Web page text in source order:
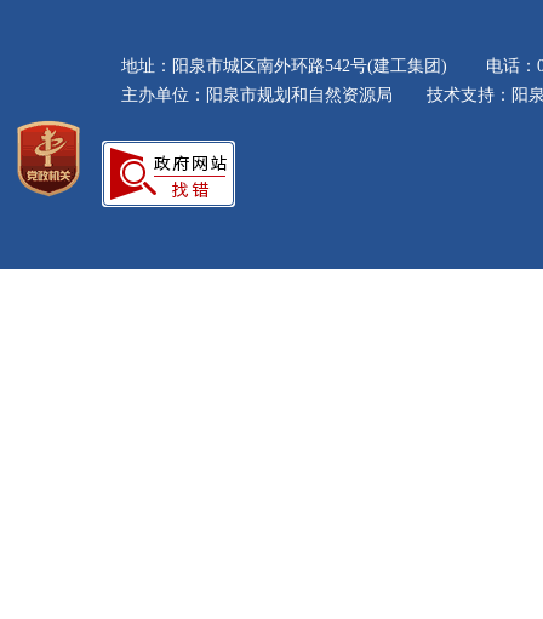
地址：阳泉市城区南外环路542号(建工集团) 电
主办单位：阳泉市规划和自然资源局 技术支持：